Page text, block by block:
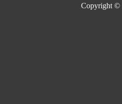
Copyright ©